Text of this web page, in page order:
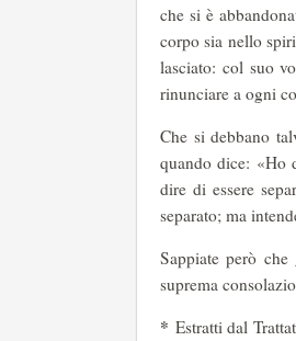
che si è
corpo sia nello
lasciato: col suo
rinunciare a ogni
Che si debbano
quando dice: «Ho
dire di essere
separato; ma
Sappiate però
suprema
* Estratti dal